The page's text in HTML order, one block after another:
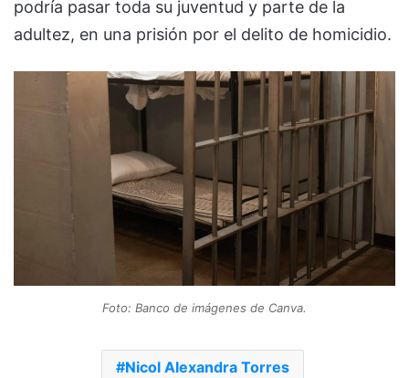
podría pasar toda su juventud y parte de la
adultez, en una prisión por el delito de homicidio.
Foto: Banco de imágenes de Canva.
Nicol Alexandra Torres